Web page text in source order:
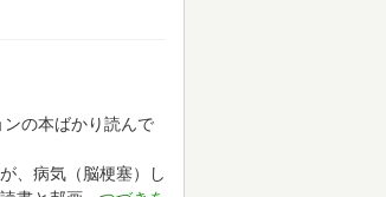
の本ばかり読んで
、病気（脳梗塞）し